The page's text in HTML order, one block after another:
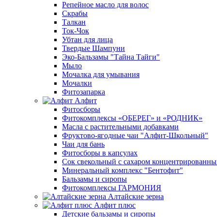
Репейное масло для волос
Скрабы
Талкан
Ток-Чок
Убтан для лица
Твердые Шампуни
Эко-Бальзамы "Тайна Тайги"
Мыло
Мочалка для умывания
Мочалки
Фитозапарка
Алфит
Фитосборы
Фитокомплексы «ОБЕРЕГ» и «РОДНИК»
Масла с растительными добавками
Фруктово-ягодные чаи "Алфит-Школьный"
Чаи для бань
Фитосборы в капсулах
Сок свекольный с сахаром
Минеральный комплекс "Бентофит"
Бальзамы и сиропы
Фитокомплексы ГАРМОНИЯ
Алтайские зерна
Алфит плюс
Детские бальзамы и сиропы